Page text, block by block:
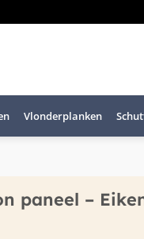
Vlonderplanken
paneel –